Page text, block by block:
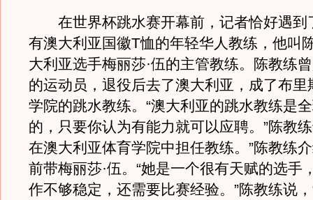
在世界杯跳水赛开幕前，记者恰好遇到
有澳大利亚国徽T恤的年轻华人教练，他叫
大利亚选手梅丽莎·伍的主管教练。陈教练
的运动员，退役后去了澳大利亚，成了布里
学院的跳水教练。“澳大利亚的跳水教练是
的，只要你认为有能力就可以应聘。”陈教
在澳大利亚体育学院中担任教练。”陈教练
前带梅丽莎·伍。“她是一个很有天赋的选手
作不够稳定，还需要比赛经验。”陈教练说